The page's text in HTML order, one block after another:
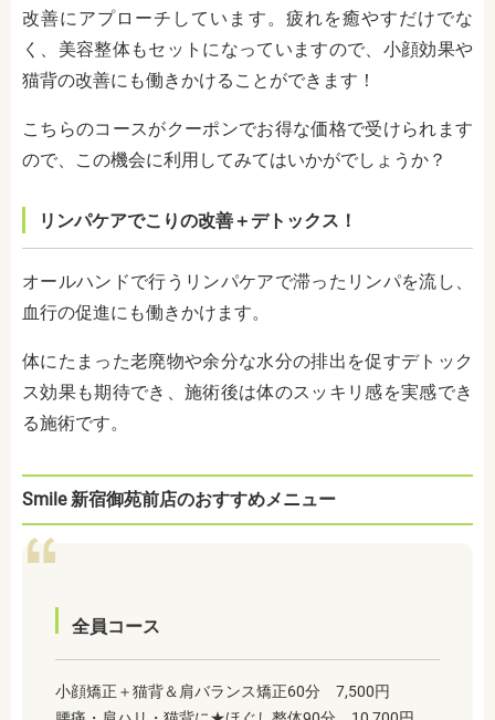
改善にアプローチしています。疲れを癒やすだけでな
く、美容整体もセットになっていますので、小顔効果や
猫背の改善にも働きかけることができます！
こちらのコースがクーポンでお得な価格で受けられます
ので、この機会に利用してみてはいかがでしょうか？
リンパケアでこりの改善＋デトックス！
オールハンドで行うリンパケアで滞ったリンパを流し、
血行の促進にも働きかけます。
体にたまった老廃物や余分な水分の排出を促すデトック
ス効果も期待でき、施術後は体のスッキリ感を実感でき
る施術です。
Smile 新宿御苑前店のおすすめメニュー
全員コース
小顔矯正＋猫背＆肩バランス矯正60分 7,500円